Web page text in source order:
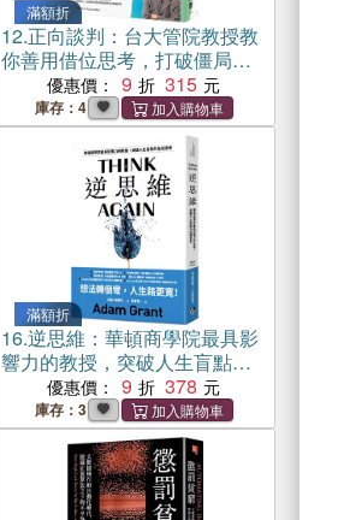
滿額折
12.正向談判：台大管院教授教
你善用借位思考，打破僵局達
成目標優惠價： 9 315
庫存：4
滿額折
16.逆思維：華頓商學院最具影
響力的教授，突破人生盲點的
全局思考優惠價： 9 378
庫存：3